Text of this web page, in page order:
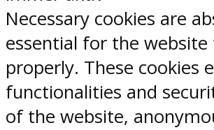
Necessary cookies are
essential for the
properly. These cookies
functionalities and
of the website,